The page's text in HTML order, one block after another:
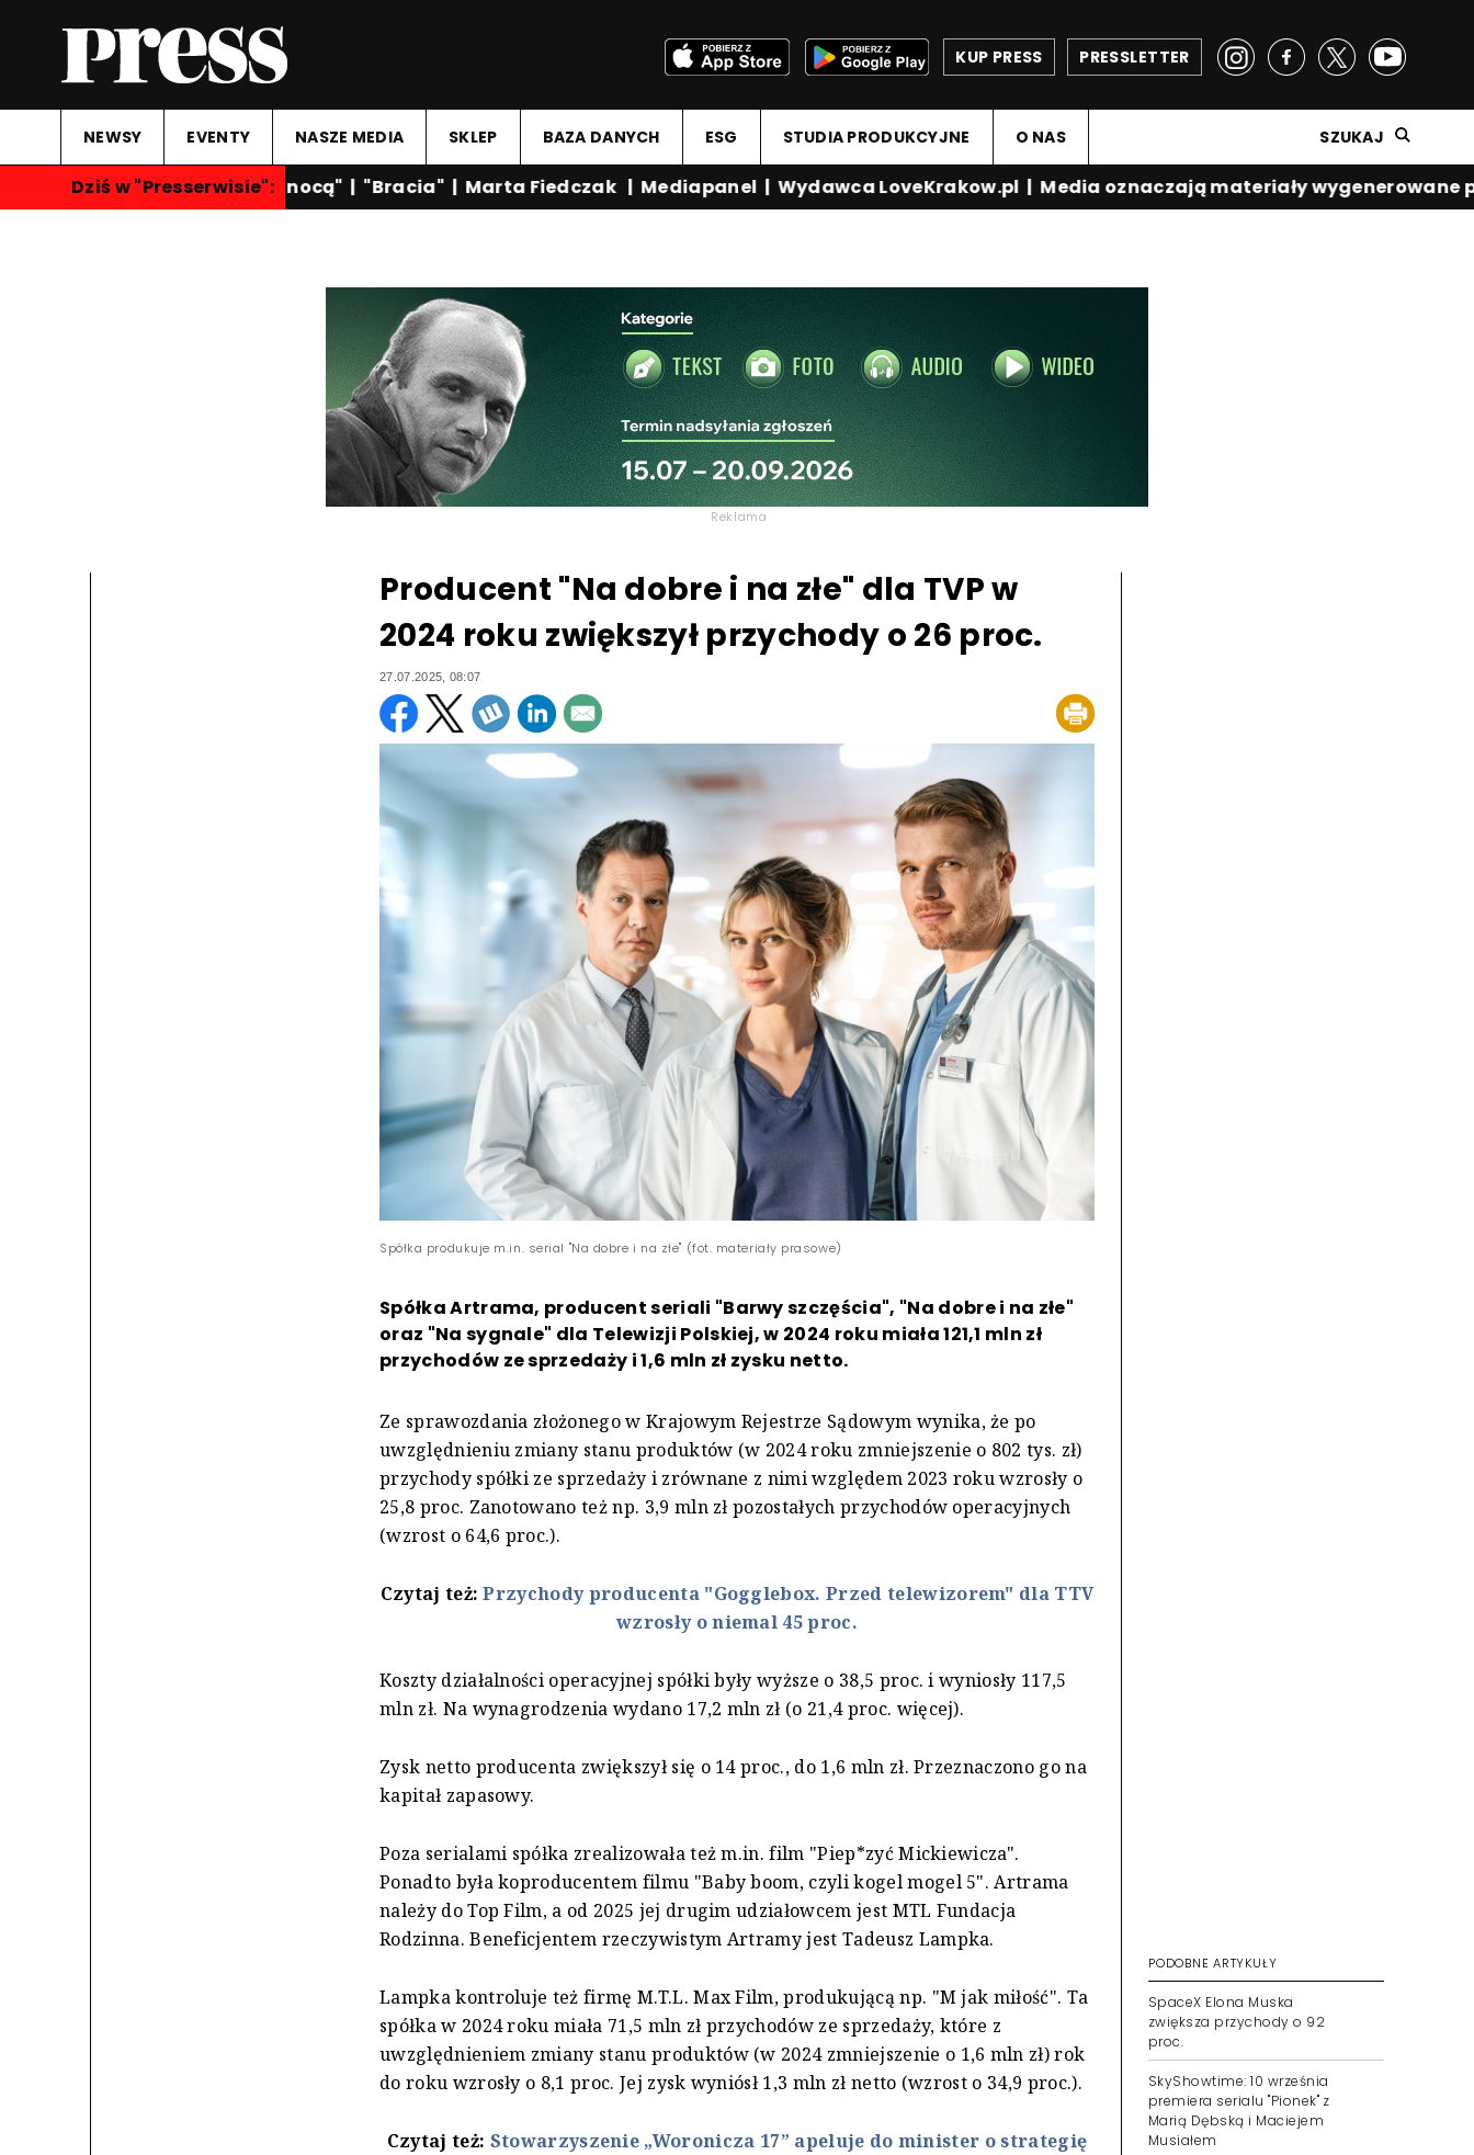
PRESSLETTER
KUP PRESS
NEWSY EVENTY NASZE MEDIA SKLEP BAZA DANYCH ESG STUDIA PRODUKCYJNE O NAS SZUKAJ
Dziś w "Presserwisie":
"Rozmowy nocą"|"Bracia"|Marta Fiedczak|Mediapanel|Wydawca LoveKrakow.pl|Media oznaczają materiały wygenerowane
Reklama
Producent "Na dobre i na złe" dla TVP w
2024 roku zwiększył przychody o 26 proc.
27.07.2025, 08:07
Spółka produkuje m.in. serial "Na dobre i na złe" (fot. materiały prasowe)
Spółka Artrama, producent seriali "Barwy szczęścia", "Na dobre i na złe"
oraz "Na sygnale" dla Telewizji Polskiej, w 2024 roku miała 121,1 mln zł
przychodów ze sprzedaży i 1,6 mln zł zysku netto.
Ze sprawozdania złożonego w Krajowym Rejestrze Sądowym wynika, że po
uwzględnieniu zmiany stanu produktów (w 2024 roku zmniejszenie o 802 tys. zł)
przychody spółki ze sprzedaży i zrównane z nimi względem 2023 roku wzrosły o
25,8 proc. Zanotowano też np. 3,9 mln zł pozostałych przychodów operacyjnych
(wzrost o 64,6 proc.).
Czytaj też:Przychody producenta "Gogglebox. Przed telewizorem" dla TTV
wzrosły o niemal 45 proc.
Koszty działalności operacyjnej spółki były wyższe o 38,5 proc. i wyniosły 117,5
mln zł. Na wynagrodzenia wydano 17,2 mln zł (o 21,4 proc. więcej).
Zysk netto producenta zwiększył się o 14 proc., do 1,6 mln zł. Przeznaczono go na
kapitał zapasowy.
Poza serialami spółka zrealizowała też m.in. film "Piep*zyć Mickiewicza".
Ponadto była koproducentem filmu "Baby boom, czyli kogel mogel 5". Artrama
należy do Top Film, a od 2025 jej drugim udziałowcem jest MTL Fundacja
Rodzinna. Beneficjentem rzeczywistym Artramy jest Tadeusz Lampka.
Lampka kontroluje też firmę M.T.L. Max Film, produkującą np. "M jak miłość". Ta
spółka w 2024 roku miała 71,5 mln zł przychodów ze sprzedaży, które z
uwzględnieniem zmiany stanu produktów (w 2024 zmniejszenie o 1,6 mln zł) rok
do roku wzrosły o 8,1 proc. Jej zysk wyniósł 1,3 mln zł netto (wzrost o 34,9 proc.).
Czytaj też: Stowarzyszenie „Woronicza 17” apeluje do minister o strategię
PODOBNE ARTYKUŁY
SpaceX Elona Muska
zwiększa przychody o 92
proc.
SkyShowtime: 10 września
premiera serialu "Pionek" z
Marią Dębską i Maciejem
Musiałem